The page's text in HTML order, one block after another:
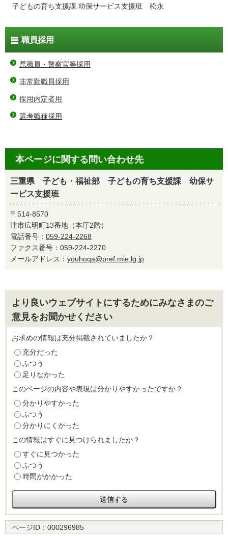
子どもの育ち支援課 幼保サービス支援班 松永
職員採用
県職員・警察官等採用
非常勤職員採用
採用内定者用
選考職種採用
本ページに関する問い合わせ先
三重県 子ども・福祉部 子どもの育ち支援課 幼保サ
ービス支援班
〒514-8570
津市広明町13番地（本庁2階）
電話番号： 059-224-2268
ファクス番号：059-224-2270
メールアドレス： youhoqa@pref.mie.lg.jp
より良いウェブサイトにするためにみなさまのご
意見をお聞かせください
お求めの情報は充分掲載されていましたか？
充分だった
ふつう
足りなかった
このページの内容や表現は分かりやすかったですか？
分かりやすかった
ふつう
分かりにくかった
この情報はすぐに見つけられましたか？
すぐに見つかった
ふつう
時間がかかった
ページID： 000296985